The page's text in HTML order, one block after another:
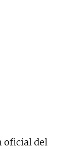
oficial del